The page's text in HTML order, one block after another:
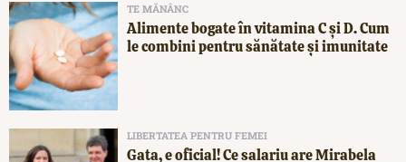
TE MĂNÂNC
Alimente bogate în vitamina C și D. Cum
le combini pentru sănătate și imunitate
LIBERTATEA PENTRU FEMEI
Gata, e oficial! Ce salariu are Mirabela